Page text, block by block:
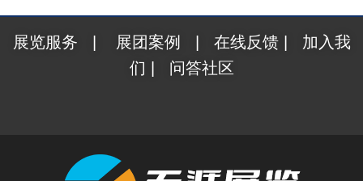
展览服务 | 展团案例 | 在线反馈| 加入我
们 | 问答社区